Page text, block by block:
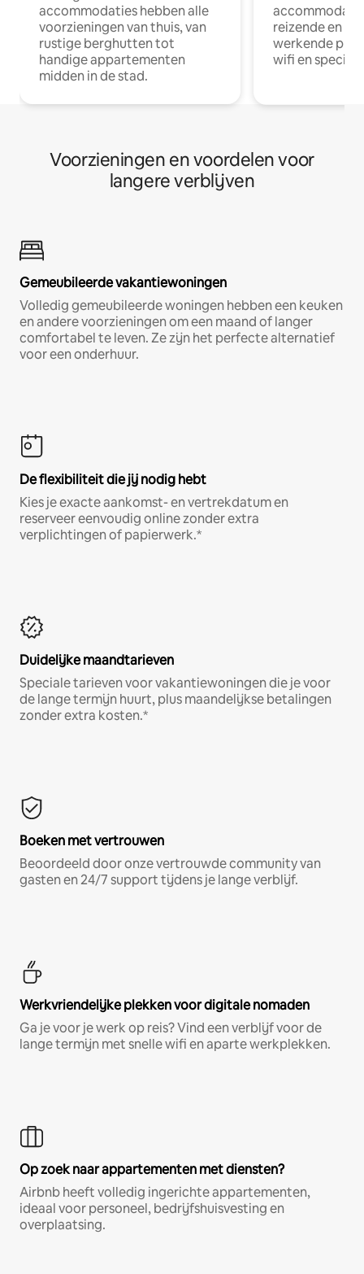
accommodaties hebben alle
voorzieningen van thuis, van
rustige berghutten tot
handige appartementen
midden in de stad.
reizende en
werkende
wifi en
Voorzieningen en voordelen voor
langere verblijven
Gemeubileerde vakantiewoningen
Volledig gemeubileerde woningen hebben een keuken
en andere voorzieningen om een maand of langer
comfortabel te leven. Ze zijn het perfecte alternatief
voor een onderhuur.
De flexibiliteit die jij nodig hebt
Kies je exacte aankomst- en vertrekdatum en
reserveer eenvoudig online zonder extra
verplichtingen of papierwerk.*
Duidelijke maandtarieven
Speciale tarieven voor vakantiewoningen die je voor
de lange termijn huurt, plus maandelijkse betalingen
zonder extra kosten.*
Boeken met vertrouwen
Beoordeeld door onze vertrouwde community van
gasten en 24/7 support tijdens je lange verblijf.
Werkvriendelijke plekken voor digitale nomaden
Ga je voor je werk op reis? Vind een verblijf voor de
lange termijn met snelle wifi en aparte werkplekken.
Op zoek naar appartementen met diensten?
Airbnb heeft volledig ingerichte appartementen,
ideaal voor personeel, bedrijfshuisvesting en
overplaatsing.